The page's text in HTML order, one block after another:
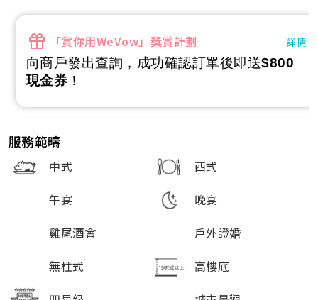
「賞你用WeVow」獎賞計劃 詳情
向商戶發出查詢，成功確認訂單後即送$800
現金券 ！
服務範疇
中式
西式
午宴
晚宴
雞尾酒會
戶外證婚
無柱式
高樓底